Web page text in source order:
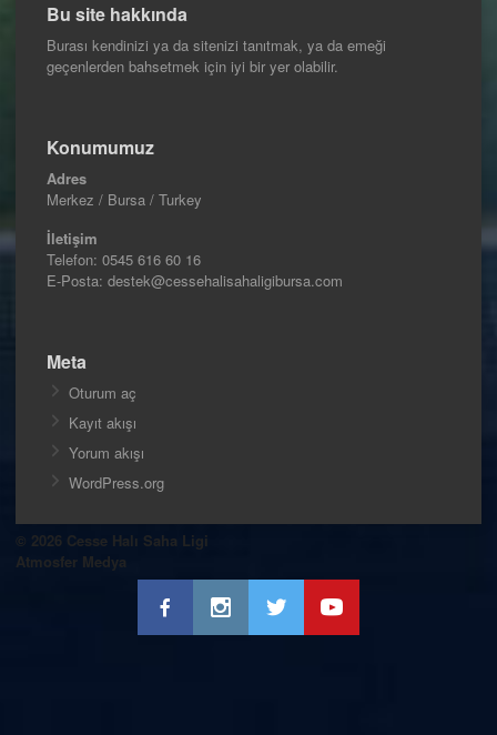
Bu site hakkında
Burası kendinizi ya da sitenizi tanıtmak, ya da emeği
geçenlerden bahsetmek için iyi bir yer olabilir.
Konumumuz
Adres
Merkez / Bursa / Turkey
İletişim
Telefon: 0545 616 60 16
E-Posta: destek@cessehalisahaligibursa.com
Meta
Oturum aç
Kayıt akışı
Yorum akışı
WordPress.org
© 2026 Cesse Halı Saha Ligi
Atmosfer Medya